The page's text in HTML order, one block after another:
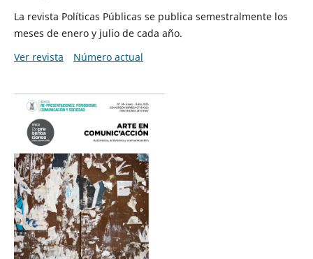
La revista Políticas Públicas se publica semestralmente los
meses de enero y julio de cada año.
Ver revista
Número actual